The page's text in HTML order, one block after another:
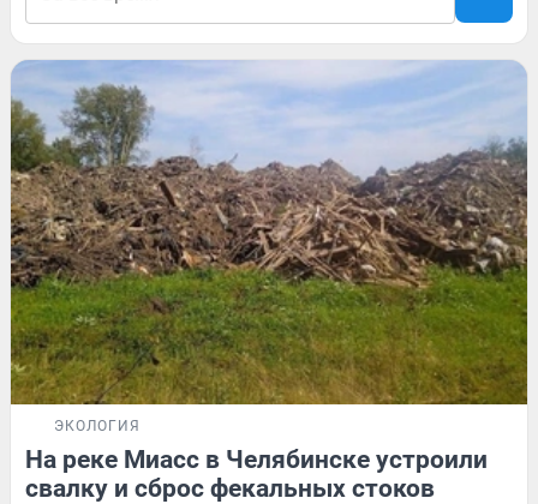
ЭКОЛОГИЯ
На реке Миасс в Челябинске устроили
свалку и сброс фекальных стоков